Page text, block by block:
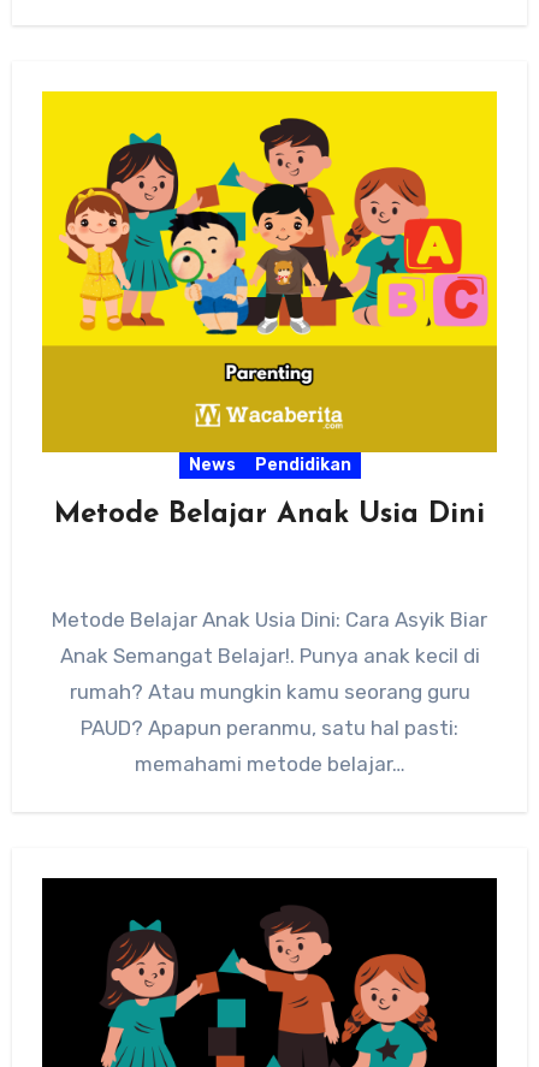
News Pendidikan
Metode Belajar Anak Usia Dini
Metode Belajar Anak Usia Dini: Cara Asyik Biar
Anak Semangat Belajar!. Punya anak kecil di
rumah? Atau mungkin kamu seorang guru
PAUD? Apapun peranmu, satu hal pasti:
memahami metode belajar…